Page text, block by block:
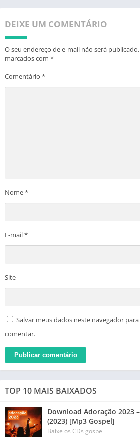
DEIXE UM COMENTÁRIO
O seu endereço de e-mail não será publicado.
marcados com *
Comentário *
Nome*
E-mail*
Site
Salvar meus dados neste navegador
comentar.
TOP 10 MAIS BAIXADOS
Download Adoração 2023
(2023) [Mp3 Gospel]
Baixe os CDs gospel